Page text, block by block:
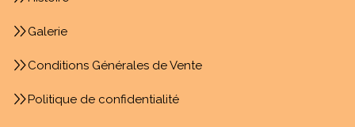
Galerie
Conditions Générales de Vente
Politique de confidentialité